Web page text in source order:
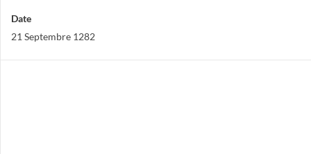
Date
21 Septembre 1282